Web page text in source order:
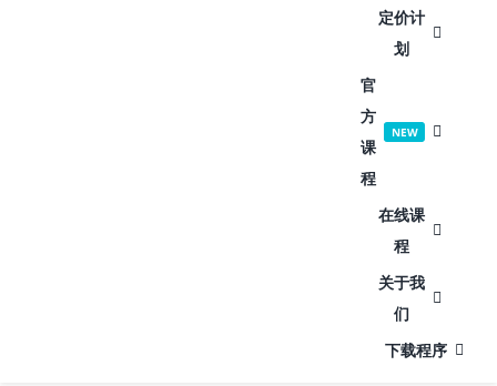
定价计
划
官
方
课
程
NEW
在线课
程
关于我
们
下载程序